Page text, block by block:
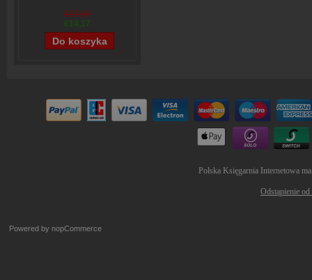
€17,66
€14,17
Polska Księgarnia Internetowa
Odstąpienie
Powered by nopCommerce